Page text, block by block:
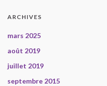
ARCHIVES
mars 2025
août 2019
juillet 2019
septembre 2015